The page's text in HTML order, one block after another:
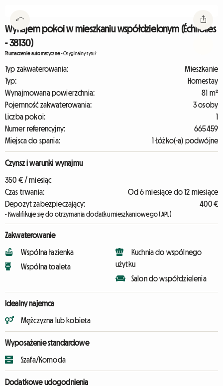
Wynajem pokoi w mieszkaniu współdzielonym (Échirolles
- 38130)
Tłumaczenie automatyczne-Oryginalny tytuł
Typ zakwaterowania:
Mieszkanie
Typ:
Homestay
Wynajmowana powierzchnia:
81 m²
Pojemność zakwaterowania:
3 osoby
Liczba pokoi:
1
Numer referencyjny:
665459
Miejsca do spania:
1 Łóżko(-a) podwójne
Czynsz i warunki wynajmu
350 € / miesiąc
Czas trwania:
Od 6 miesiące do 12 miesiące
Depozyt zabezpieczający:
400 €
- Kwalifikuje się do otrzymania dodatku mieszkaniowego (APL)
Zakwaterowanie
Wspólna łazienka
Wspólna toaleta
Kuchnia do wspólnego
użytku
Salon do współdzielenia
Idealny najemca
Mężczyzna lub kobieta
Wyposażenie standardowe
Szafa/Komoda
Dodatkowe udogodnienia